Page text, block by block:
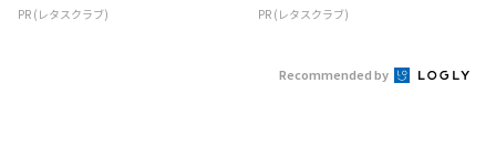
PR (レタスクラブ) PR (レタスクラブ)
Recommended by